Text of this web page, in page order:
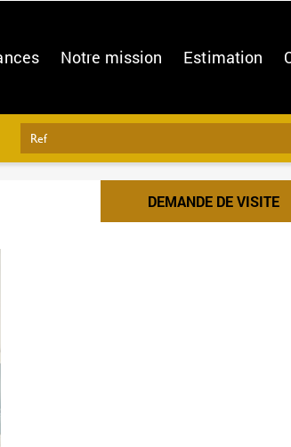
Notre mission Estimation
DEMANDE DE VISITE